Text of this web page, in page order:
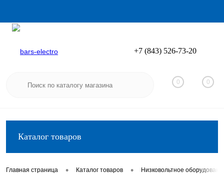
Вход
+7 (843) 526-73-20
0 0
Каталог товаров
Главная страница • Каталог товаров • Низковольтное